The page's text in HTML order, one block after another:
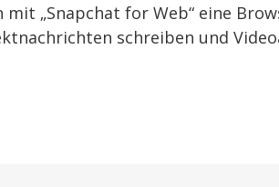
„Snapchat for Web“ eine
schreiben und